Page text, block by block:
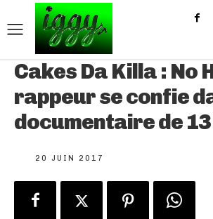
Cakes Da Killa : No
rappeur se confie
documentaire de
20 JUIN 2017